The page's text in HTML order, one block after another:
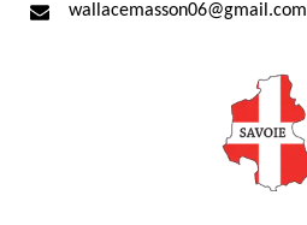
wallacemasson06@gmail.com